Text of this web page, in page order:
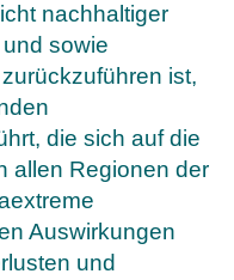
nachhaltiger
sowie
ist,
die sich auf die
allen Regionen der
Auswirkungen
und